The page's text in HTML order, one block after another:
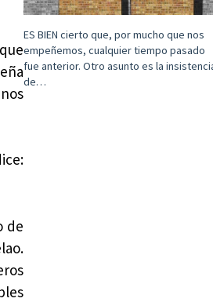
de
ES BIEN cierto que, por mucho que nos
empeñemos, cualquier tiempo pasado
fue anterior. Otro asunto es la
de…